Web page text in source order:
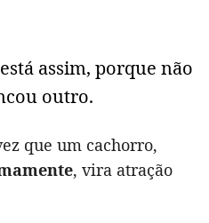
assim, porque não
outro.
que um cachorro,
, vira atração